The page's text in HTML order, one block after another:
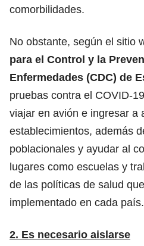
comorbilidades.
No obstante, según el sitio
para el Control y la
Enfermedades (CDC) de
pruebas contra el COVID-
viajar en avión e ingresar a
establecimientos, además
poblacionales y ayudar al
lugares como escuelas y
de las políticas de salud
implementado en cada país.
2. Es necesario aislarse